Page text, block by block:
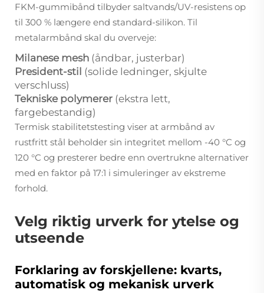
FKM-gummibånd tilbyder saltvands/UV-resistens op
til 300 % længere end standard-silikon. Til
metalarmbånd skal du overveje:
Milanese mesh (åndbar, justerbar)
President-stil (solide ledninger, skjulte
verschluss)
Tekniske polymerer (ekstra lett,
fargebestandig)
Termisk stabilitetstesting viser at armbånd av
rustfritt stål beholder sin integritet mellom -40 °C og
120 °C og presterer bedre enn overtrukne alternativer
med en faktor på 17:1 i simuleringer av ekstreme
forhold.
Velg riktig urverk for ytelse og
utseende
Forklaring av forskjellene: kvarts,
automatisk og mekanisk urverk